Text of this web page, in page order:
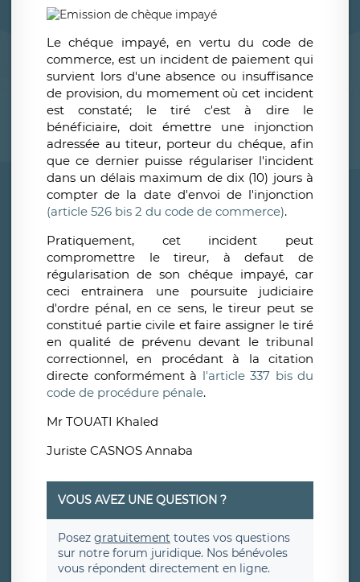
Le chéque impayé, en vertu du code de
commerce, est un incident de paiement qui
survient lors d'une absence ou insuffisance
de provision, du momement où cet incident
est constaté; le tiré c'est à dire le
bénéficiaire, doit émettre une injonction
adressée au titeur, porteur du chéque, afin
que ce dernier puisse régulariser l'incident
dans un délais maximum de dix (10) jours à
compter de la date d'envoi de l'injonction
(article 526 bis 2 du code de commerce).
Pratiquement, cet incident peut
compromettre le tireur, à defaut de
régularisation de son chéque impayé, car
ceci entrainera une poursuite judiciaire
d'ordre pénal, en ce sens, le tireur peut se
constitué partie civile et faire assigner le tiré
en qualité de prévenu devant le tribunal
correctionnel, en procédant à la citation
directe conformément à l'article 337 bis du
code de procédure pénale.
Mr TOUATI Khaled
Juriste CASNOS Annaba
VOUS AVEZ UNE QUESTION ?
Posez gratuitement toutes vos questions
sur notre forum juridique. Nos bénévoles
vous répondent directement en ligne.